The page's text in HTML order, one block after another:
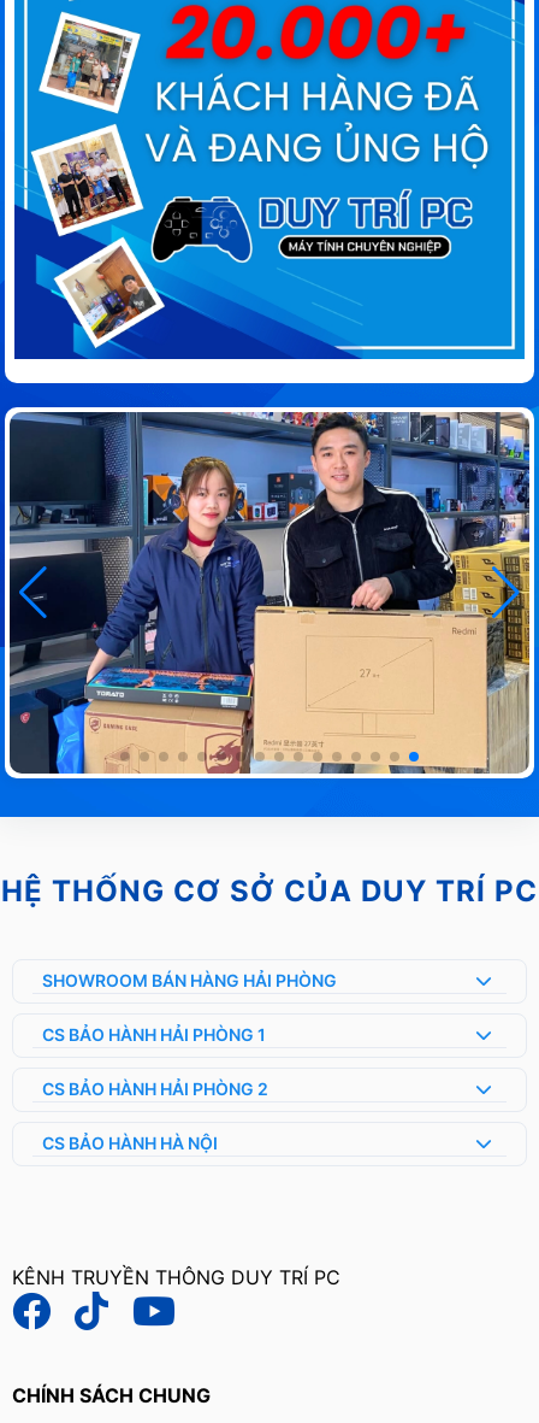
HỆ THỐNG CƠ SỞ CỦA DUY TRÍ PC
SHOWROOM BÁN HÀNG HẢI PHÒNG
CS BẢO HÀNH HẢI PHÒNG 1
CS BẢO HÀNH HẢI PHÒNG 2
CS BẢO HÀNH HÀ NỘI
KÊNH TRUYỀN THÔNG DUY TRÍ PC
CHÍNH SÁCH CHUNG